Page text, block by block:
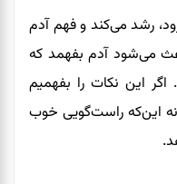
رشد می‌کند و فهم آدم
می‌شود آدم بفهمد که
این‌ نکات را بفهمیم
این‌که راست‌گویی خوب